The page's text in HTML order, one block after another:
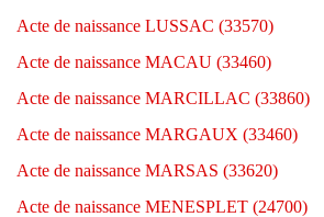
Acte de naissance LUSSAC (33570)
Acte de naissance MACAU (33460)
Acte de naissance MARCILLAC (33860)
Acte de naissance MARGAUX (33460)
Acte de naissance MARSAS (33620)
Acte de naissance MENESPLET (24700)